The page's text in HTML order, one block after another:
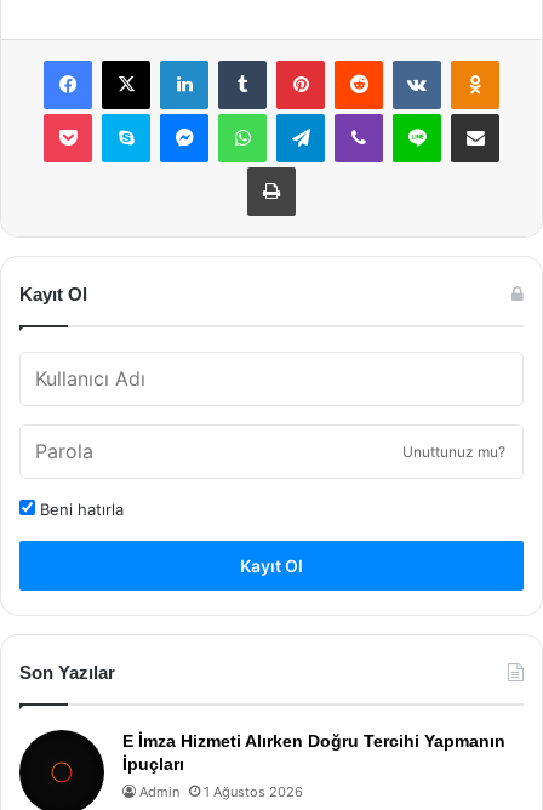
Facebook
X LinkedInTumblr PinterestReddit VKontakte
Pocket Skype MessengerWhatsAppTelegramViber Line E-Posta ile
Yazdır
Kayıt Ol
Unuttunuz mu?
Beni hatırla
Kayıt Ol
Son Yazılar
E İmza Hizmeti Alırken Doğru Tercihi Yapmanın
İpuçları
Admin 1 Ağustos 2026